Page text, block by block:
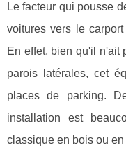
Le facteur qui pousse
voitures vers le
En effet, bien qu'il n'ait
parois latérales, cet
places de parking.
installation est
classique en bois ou en